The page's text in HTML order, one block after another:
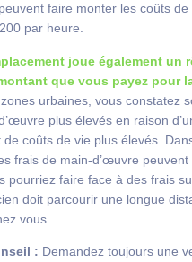
faire monter les coûts
par heure.
joue également un
que vous payez pour
urbaines, vous constatez
plus élevés en raison
de coûts de vie plus élevés.
frais de main-d’œuvre peuvent
pourriez faire face à des frais
doit parcourir une longue
vous.
: Demandez toujours une